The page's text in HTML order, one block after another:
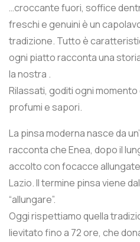
…croccante fuori, soffice
freschi e genuini è un
tradizione. Tutto è
ogni piatto racconta una
la nostra .
Rilassati, goditi ogni
profumi e sapori.
La pinsa moderna nasce da
racconta che Enea, dopo il
accolto con focacce
Lazio. Il termine pinsa viene
“allungare”.
Oggi rispettiamo quella
lievitato fino a 72 ore, che